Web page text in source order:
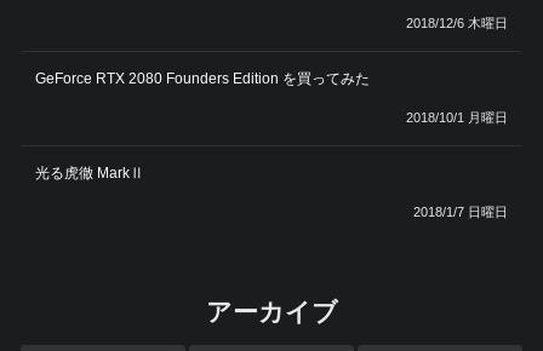
2018/12/6 木曜日
GeForce RTX 2080 Founders Edition を買ってみた
2018/10/1 月曜日
光る虎徹 MarkⅡ
2018/1/7 日曜日
アーカイブ